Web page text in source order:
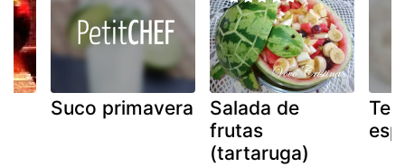
Suco primavera
Salada de
frutas
(tartaruga)